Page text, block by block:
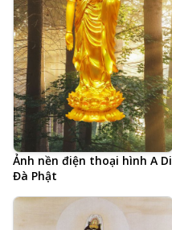
Ảnh nền điện thoại hình A Di
Đà Phật